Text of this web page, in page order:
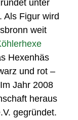
unter
Als Figur wird
weit
Hexenhäs
und rot –
Jahr 2008
heraus
gegründet.